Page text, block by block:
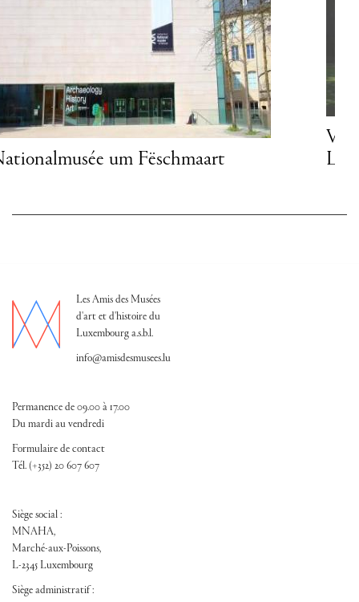
Villa Vauban - Musée d'art de la Ville de
Luxembourg
Les Amis des Musées
d'art et d'histoire du
Luxembourg a.s.b.l.
info@amisdesmusees.lu
Permanence de 09.00 à 17.00
Du mardi au vendredi
Formulaire de contact
Tél. (+352) 20 607 607
Siège social :
MNAHA,
Marché-aux-Poissons,
L-2345 Luxembourg
Siège administratif :